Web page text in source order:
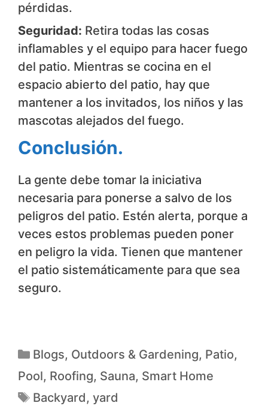
pérdidas.
Seguridad: Retira todas las cosas
inflamables y el equipo para hacer fuego
del patio. Mientras se cocina en el
espacio abierto del patio, hay que
mantener a los invitados, los niños y las
mascotas alejados del fuego.
Conclusión.
La gente debe tomar la iniciativa
necesaria para ponerse a salvo de los
peligros del patio. Estén alerta, porque a
veces estos problemas pueden poner
en peligro la vida. Tienen que mantener
el patio sistemáticamente para que sea
seguro.
Blogs, Outdoors & Gardening, Patio,
Pool, Roofing, Sauna, Smart Home
Backyard, yard